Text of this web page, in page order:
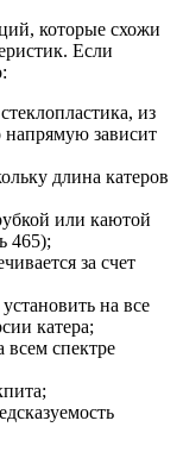
которые схожи
Если
из
напрямую зависит
длина катеров
или каютой
465);
за счет
на все
катера;
спектре